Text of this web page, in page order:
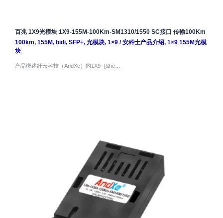
百兆 1X9光模块 1X9-155M-100Km-SM1310/1550 SC接口 传输100Km
100km, 155M, bidi, SFP+, 光模块, 1×9/安科士产品介绍, 1×9 155M光模
块
产品概述纤云科技（AndXe）的1X9- [&he…